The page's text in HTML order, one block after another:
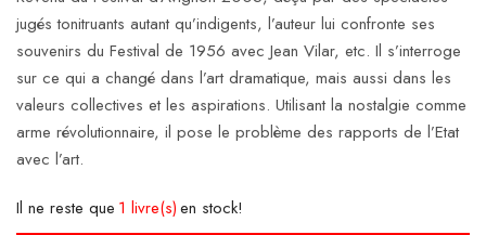
jugés tonitruants autant qu’indigents, l’auteur lui confronte ses
souvenirs du Festival de 1956 avec Jean Vilar, etc. Il s’interroge
sur ce qui a changé dans l’art dramatique, mais aussi dans les
valeurs collectives et les aspirations. Utilisant la nostalgie comme
arme révolutionnaire, il pose le problème des rapports de l’Etat
avec l’art.
Il ne reste que 1 livre(s)en stock!